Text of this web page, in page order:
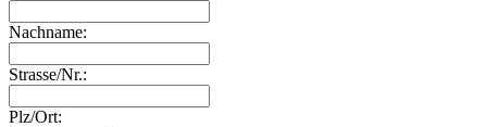
Nachname:
Strasse/Nr.:
Plz/Ort: